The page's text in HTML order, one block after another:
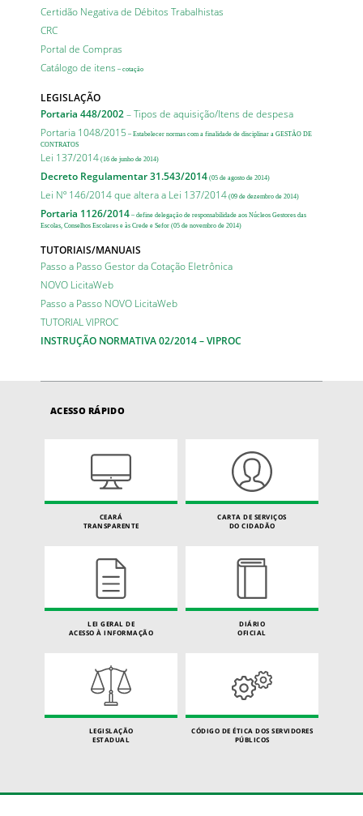
Certidão Negativa de Débitos Trabalhistas
CRC
Portal de Compras
Catálogo de itens – cotação
LEGISLAÇÃO
Portaria 448/2002 – Tipos de aquisição/Itens de despesa
Portaria 1048/2015 – Estabelecer normas com a finalidade de disciplinar a GESTÃO DE
CONTRATOS
Lei 137/2014 (16 de junho de 2014)
Decreto Regulamentar 31.543/2014 (05 de agosto de 2014)
Lei Nº 146/2014 que altera a Lei 137/2014 (09 de dezembro de 2014)
Portaria 1126/2014 – define delegação de responsabilidade aos Núcleos Gestores das
Escolas, Conselhos Escolares e às Crede e Sefor (05 de novembro de 2014)
TUTORIAIS/MANUAIS
Passo a Passo Gestor da Cotação Eletrônica
NOVO LicitaWeb
Passo a Passo NOVO LicitaWeb
TUTORIAL VIPROC
INSTRUÇÃO NORMATIVA 02/2014 – VIPROC
ACESSO RÁPIDO
CEARÁ
TRANSPARENTE
CARTA DE SERVIÇOS
DO CIDADÃO
LEI GERAL DE
ACESSO À INFORMAÇÃO
DIÁRIO
OFICIAL
LEGISLAÇÃO
ESTADUAL
CÓDIGO DE ÉTICA DOS SERVIDORES
PÚBLICOS